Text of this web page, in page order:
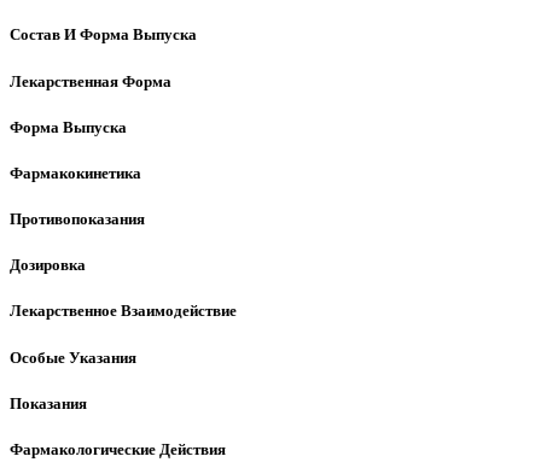
Состав И Форма Выпуска
Лекарственная Форма
Форма Выпуска
Фармакокинетика
Противопоказания
Дозировка
Лекарственное Взаимодействие
Особые Указания
Показания
Фармакологические Действия